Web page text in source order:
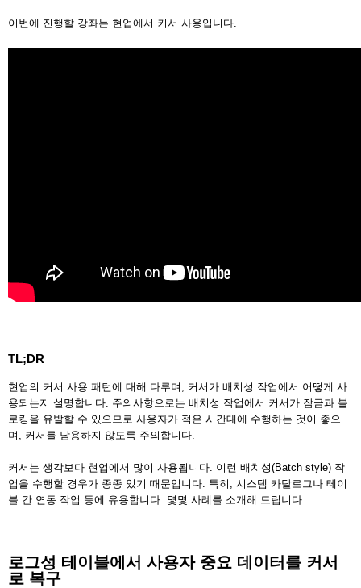
이번에 진행할 강좌는 현업에서 커서 사용입니다.
TL;DR
현업의 커서 사용 패턴에 대해 다루며, 커서가 배치성 작업에서 어떻게 사
용되는지 설명합니다. 주의사항으로는 배치성 작업에서 커서가 잠금과 블
로킹을 유발할 수 있으므로 사용자가 적은 시간대에 수행하는 것이 좋으
며, 커서를 남용하지 않도록 주의합니다.
커서는 생각보다 현업에서 많이 사용됩니다. 이런 배치성(Batch style) 작
업을 수행할 경우가 종종 있기 때문입니다. 특히, 시스템 카탈로그나 테이
블 간 연동 작업 등에 유용합니다. 몇몇 사례를 소개해 드립니다.
로그성 테이블에서 사용자 중요 데이터를 커서
로 복구